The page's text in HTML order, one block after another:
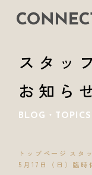
スタッ
お知ら
BLOG・TOPICS
トップページ スタ
5月17日（日）臨時